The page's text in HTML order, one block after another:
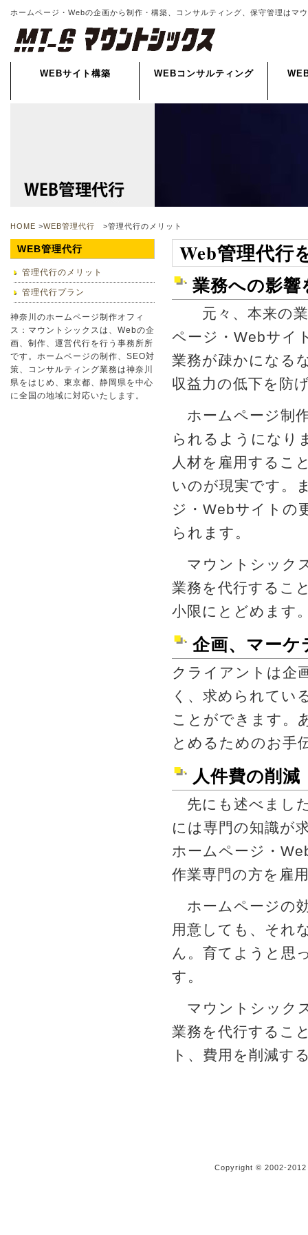
ホームページ・Webの企画から制作・構築、コンサルティング、保守管理はマ
WEBサイト構築 WEBコンサルティング
HOME >WEB管理代行 >管理代行のメリット
Web管理代行
業務への影響
元々、本来の業
ページ・Webサイ
業務が疎かになる
収益力の低下を防
ホームページ制
られるようになり
人材を雇用するこ
いのが現実です。
ジ・Webサイトの
られます。
マウントシック
業務を代行するこ
小限にとどめます
企画、マー
クライアントは企
く、求められてい
ことができます。
とめるためのお手
人件費の削減
先にも述べまし
には専門の知識が
ホームページ・
作業専門の方を雇
ホームページの
用意しても、それ
ん。育てようと思
す。
マウントシック
業務を代行するこ
ト、費用を削減す
WEB管理代行
管理代行のメリット
管理代行プラン
神奈川のホームページ制作オフィ
ス：マウントシックスは、Webの企
画、制作、運営代行を行う事務所所
です。ホームページの制作、SEO対
策、コンサルティング業務は神奈川
県をはじめ、東京都、静岡県を中心
に全国の地域に対応いたします。
Copyright © 2002-2012